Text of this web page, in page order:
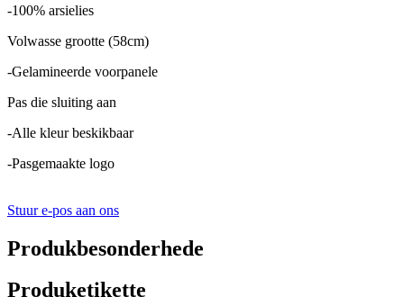
-100% arsielies
Volwasse grootte (58cm)
-Gelamineerde voorpanele
Pas die sluiting aan
-Alle kleur beskikbaar
-Pasgemaakte logo
Stuur e-pos aan ons
Produkbesonderhede
Produketikette